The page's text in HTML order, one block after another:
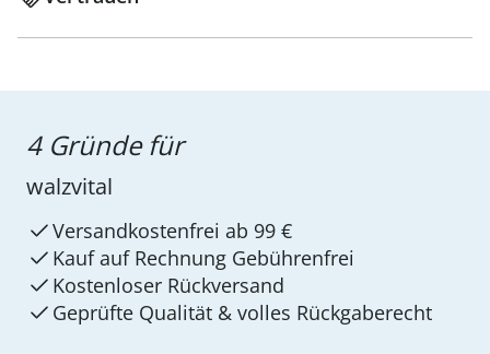
4 Gründe für
walzvital
Versandkostenfrei ab 99 €
Kauf auf Rechnung Gebührenfrei
Kostenloser Rückversand
Geprüfte Qualität & volles Rückgaberecht